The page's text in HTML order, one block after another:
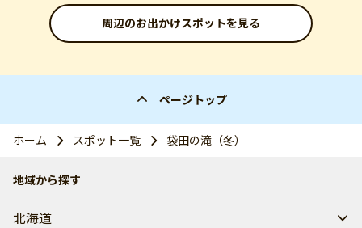
周辺のお出かけスポットを見る
ページトップ
ホーム スポット一覧 袋田の滝（冬）
地域から探す
北海道